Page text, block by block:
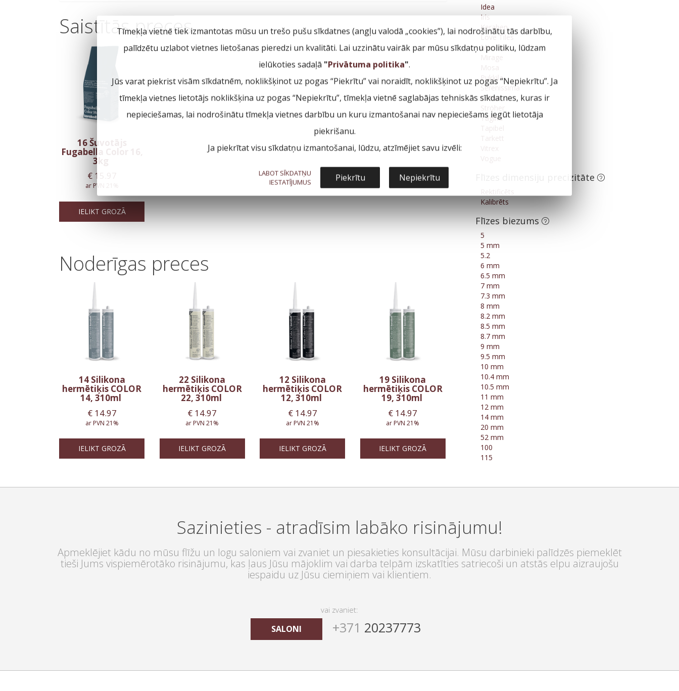
Saistītās preces
16 Šuvotājs
Fugabella Color 16,
3kg
€15.97
ar PVN 21%
IELIKT GROZĀ
Noderīgas preces
14 Silikona
hermētiķis COLOR
14, 310ml
€14.97
ar PVN 21%
IELIKT GROZĀ
22 Silikona
hermētiķis COLOR
22, 310ml
€ 14.97
ar PVN 21%
IELIKT GROZĀ
12 Silikona
hermētiķis COLOR
12, 310ml
€14.97
ar PVN 21%
IELIKT GROZĀ
19 Silikona
hermētiķis COLOR
19, 310ml
€ 14.97
ar PVN 21%
IELIKT GROZĀ
Idea
Iris
Keraben
Love Tiles
Marazzi
Pukkila
Serenissima
Sintesi
Tagina
Flīzes dimensiju precizitāte
Kalibrēts
Flīzes biezums
5
5 mm
5.2
6 mm
6.5 mm
7 mm
7.3 mm
8 mm
8.2 mm
8.5 mm
8.7 mm
9 mm
9.5 mm
10 mm
10.4 mm
10.5 mm
11 mm
12 mm
14 mm
20 mm
52 mm
100
115
Sazinieties - atradīsim labāko risinājumu!
Apmeklējiet kādu no mūsu flīžu un logu saloniem vai zvaniet un piesakieties konsultācijai. Mūsu darbinieki palīdzēs piemeklēt
tieši Jums vispiemērotāko risinājumu, kas ļaus Jūsu mājoklim vai darba telpām izskatīties satriecoši un atstās elpu aizraujošu
iespaidu uz Jūsu ciemiņiem vai klientiem.
vai zvaniet:
SALONI +371 20237773
Tīmekļa vietnē tiek izmantotas mūsu un trešo pušu sīkdatnes (angļu valodā „cookies”), lai nodrošinātu tās darbību,
palīdzētu uzlabot vietnes lietošanas pieredzi un kvalitāti. Lai uzzinātu vairāk par mūsu sīkdatņu politiku, lūdzam
ielūkoties sadaļā "Privātuma politika".
Jūs varat piekrist visām sīkdatnēm, noklikšķinot uz pogas “Piekrītu” vai noraidīt, noklikšķinot uz pogas “Nepiekrītu”. Ja
tīmekļa vietnes lietotājs noklikšķina uz pogas “Nepiekrītu”, tīmekļa vietnē saglabājas tehniskās sīkdatnes, kuras ir
nepieciešamas, lai nodrošinātu tīmekļa vietnes darbību un kuru izmantošanai nav nepieciešams iegūt lietotāja
piekrišanu.
Ja piekrītat visu sīkdatņu izmantošanai, lūdzu, atzīmējiet savu izvēli:
LABOT SĪKDATŅU
IESTATĪJUMUS
Piekrītu Nepiekrītu